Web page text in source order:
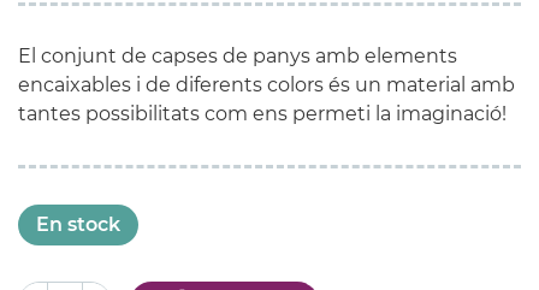
El conjunt de capses de panys amb elements
encaixables i de diferents colors és un material amb
tantes possibilitats com ens permeti la imaginació!
En stock